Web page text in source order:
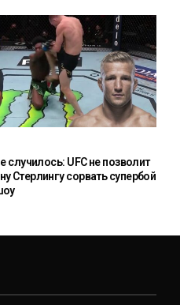
случилось: UFC не позволит
Стерлингу сорвать супербой